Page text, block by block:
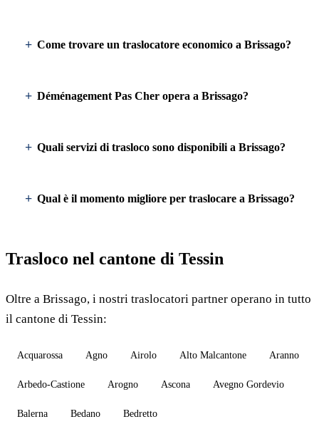
Come trovare un traslocatore economico a Brissago?
Déménagement Pas Cher opera a Brissago?
Quali servizi di trasloco sono disponibili a Brissago?
Qual è il momento migliore per traslocare a Brissago?
Trasloco nel cantone di Tessin
Oltre a Brissago, i nostri traslocatori partner operano in tutto
il cantone di Tessin:
Acquarossa Agno Airolo Alto Malcantone Aranno
Arbedo-Castione Arogno Ascona Avegno Gordevio
Balerna Bedano Bedretto